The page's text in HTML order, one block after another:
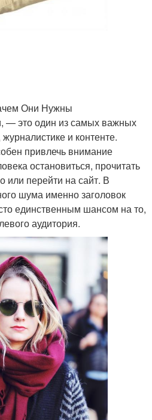
Они Нужны
— это один из самых важных
и контенте.
привлечь внимание
остановиться, прочитать
или перейти на сайт. В
шума именно заголовок
единственным шансом на то,
аудитория.